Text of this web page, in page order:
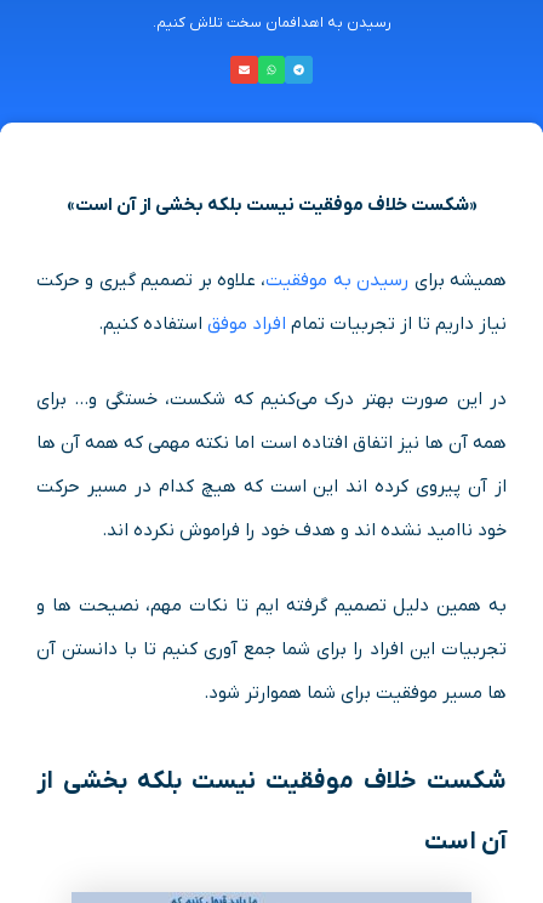
رسیدن به اهدافمان سخت تلاش کنیم.
«شکست خلاف موفقیت نیست بلکه بخشی از آن است»
همیشه برای رسیدن به موفقیت، علاوه بر تصمیم گیری و حرکت
نیاز داریم تا از تجربیات تمام افراد موفق استفاده کنیم.
در این صورت بهتر درک می‌کنیم که شکست، خستگی و… برای
همه آن ها نیز اتفاق افتاده است اما نکته مهمی که همه آن ها
از آن پیروی کرده اند این است که هیچ کدام در مسیر حرکت
خود ناامید نشده اند و هدف خود را فراموش نکرده اند.
به همین دلیل تصمیم گرفته ایم تا نکات مهم، نصیحت ها و
تجربیات این افراد را برای شما جمع آوری کنیم تا با دانستن آن
ها مسیر موفقیت برای شما هموارتر شود.
شکست خلاف موفقیت نیست بلکه بخشی از
آن است